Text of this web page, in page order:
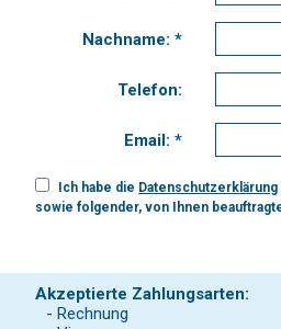
Nachname: *
Telefon:
Email: *
Ich habe die Datenschutzerklärung
sowie folgender, von Ihnen
Akzeptierte Zahlungsarten:
- Rechnung